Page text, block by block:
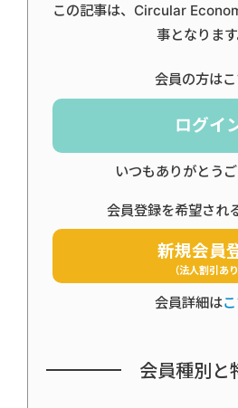
この記事は、Circular
事となります
会員の方は
ログイ
いつもありがとうご
会員登録を希望され
新規会員
（法人割引あり
会員詳細は
会員種別と